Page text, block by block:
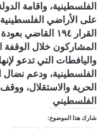
الفلسطينية، واقامة
على الأراضي
القرار ١٩٤
المشاركون خلال الوقفة
واليافطات التي تدعو
الفلسطينية، ودعم
الحرية والاستقلال،
الفلسطيني
شارك هذا الموضوع: